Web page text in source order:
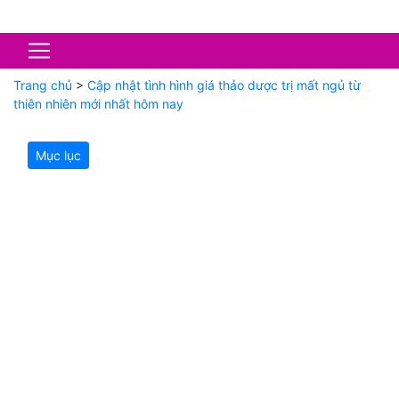
Trang chủ > Cập nhật tình hình giá thảo dược trị mất ngủ từ
thiên nhiên mới nhất hôm nay
Mục lục